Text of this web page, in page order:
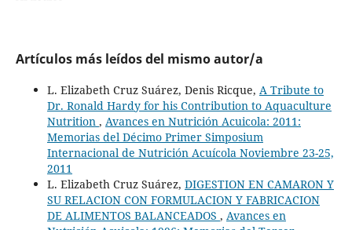
Artículos más leídos del mismo autor/a
L. Elizabeth Cruz Suárez, Denis Ricque, A Tribute to
Dr. Ronald Hardy for his Contribution to Aquaculture
Nutrition , Avances en Nutrición Acuicola: 2011:
Memorias del Décimo Primer Simposium
Internacional de Nutrición Acuícola Noviembre 23-25,
2011
L. Elizabeth Cruz Suárez, DIGESTION EN CAMARON Y
SU RELACION CON FORMULACION Y FABRICACION
DE ALIMENTOS BALANCEADOS , Avances en